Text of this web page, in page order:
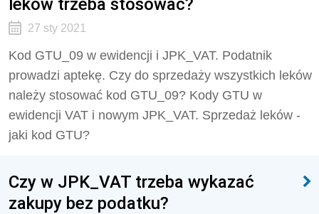
27 sty 2021
Kod GTU_09 w ewidencji i JPK_VAT. Podatnik
prowadzi aptekę. Czy do sprzedaży wszystkich leków
należy stosować kod GTU_09? Kody GTU w
ewidencji VAT i nowym JPK_VAT. Sprzedaż leków -
jaki kod GTU?
Czy w JPK_VAT trzeba wykazać
zakupy bez podatku?